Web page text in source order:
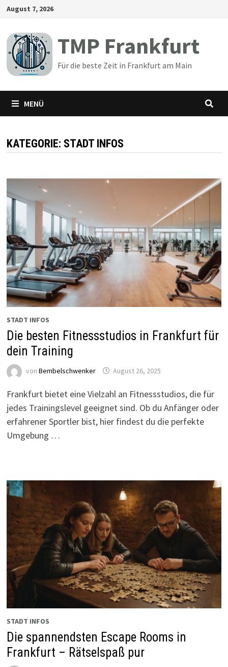
Zum
springen
August 7, 2026
TMP Frankfurt
Für die beste Zeit in Frankfurt am Main
MENÜ
KATEGORIE: STADT INFOS
STADT INFOS
Die besten Fitnessstudios in Frankfurt für
dein Training
von Bembelschwenker August 26, 2025
Frankfurt bietet eine Vielzahl an Fitnessstudios, die für
jedes Trainingslevel geeignet sind. Ob du Anfänger oder
erfahrener Sportler bist, hier findest du die perfekte
Umgebung …
STADT INFOS
Die spannendsten Escape Rooms in
Frankfurt – Rätselspaß pur